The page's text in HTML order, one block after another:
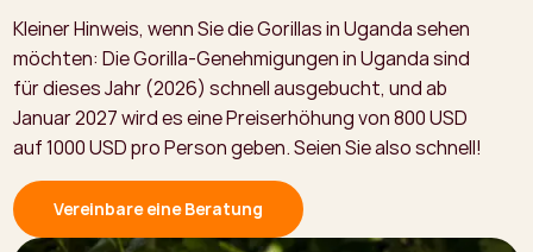
Kleiner Hinweis, wenn Sie die Gorillas in Uganda sehen
möchten: Die Gorilla-Genehmigungen in Uganda sind
für dieses Jahr (2026) schnell ausgebucht, und ab
Januar 2027 wird es eine Preiserhöhung von 800 USD
auf 1000 USD pro Person geben. Seien Sie also schnell!
Vereinbare eine Beratung